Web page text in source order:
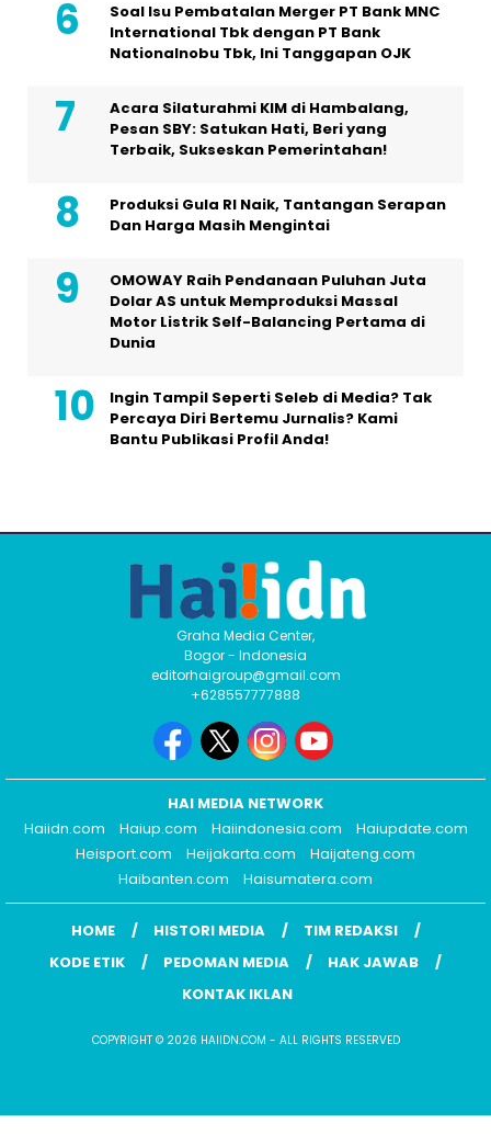
Soal Isu Pembatalan Merger PT Bank MNC
International Tbk dengan PT Bank
Nationalnobu Tbk, Ini Tanggapan OJK
Acara Silaturahmi KIM di Hambalang,
Pesan SBY: Satukan Hati, Beri yang
Terbaik, Sukseskan Pemerintahan!
Produksi Gula RI Naik, Tantangan Serapan
Dan Harga Masih Mengintai
OMOWAY Raih Pendanaan Puluhan Juta
Dolar AS untuk Memproduksi Massal
Motor Listrik Self-Balancing Pertama di
Dunia
Ingin Tampil Seperti Seleb di Media? Tak
Percaya Diri Bertemu Jurnalis? Kami
Bantu Publikasi Profil Anda!
Graha Media Center,
Bogor - Indonesia
editorhaigroup@gmail.com
+628557777888
HAI MEDIA NETWORK
Haiidn.com
Haiup.com Haiindonesia.com
Haiupdate.com
Heisport.com
Heijakarta.com
Haijateng.com
Haibanten.com
Haisumatera.com
HOME HISTORI MEDIA
TIM REDAKSI
KODE ETIK
PEDOMAN MEDIA
HAK JAWAB
KONTAK IKLAN
COPYRIGHT © 2026 HAIIDN.COM - ALL RIGHTS RESERVED